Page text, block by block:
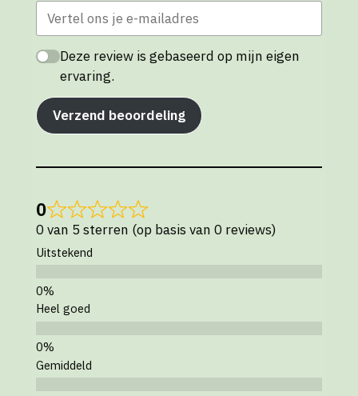
Deze review is gebaseerd op mijn eigen
ervaring.
Verzend beoordeling
0
0 van 5 sterren (op basis van 0 reviews)
Uitstekend
Heel goed
Gemiddeld